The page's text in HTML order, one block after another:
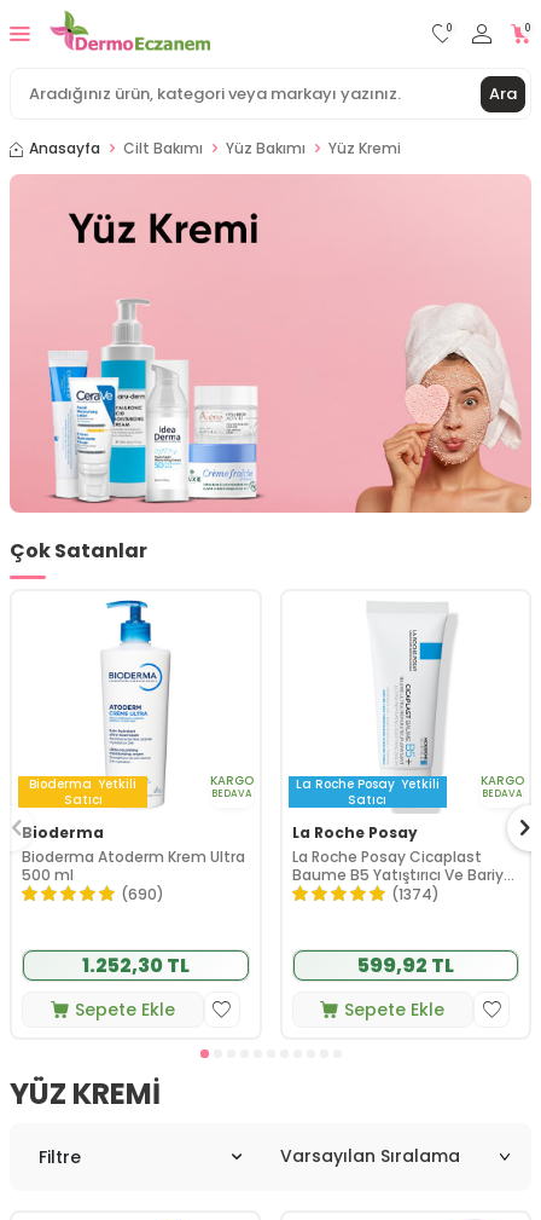
Ara
0 0
Anasayfa Cilt Bakımı Yüz Bakımı Yüz Kremi
Çok Satanlar
Bioderma Yetkili
Satıcı
KARGO
BEDAVA
Bioderma
Bioderma Atoderm Krem Ultra
500 ml
(690)
1.252,30 TL
Sepete Ekle
La Roche Posay Yetkili
Satıcı
KARGO
BEDAVA
La Roche Posay
La Roche Posay Cicaplast
Baume B5 Yatıştırıcı Ve Bariyer
Onarıcı Bakım Kremi 40 ml
(1374)
599,92 TL
Sepete Ekle
YÜZ KREMI
Filtre